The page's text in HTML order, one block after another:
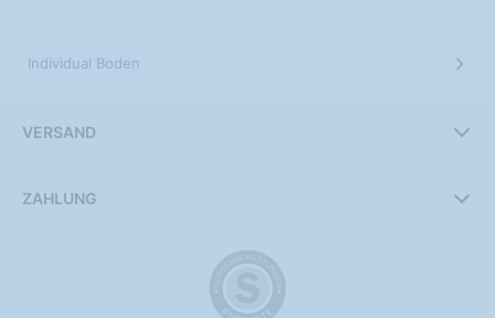
Individual Boden
VERSAND
ZAHLUNG